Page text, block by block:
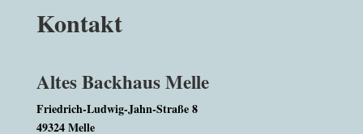
Kontakt
Altes Backhaus Melle
Friedrich-Ludwig-Jahn-Straße 8
49324 Melle